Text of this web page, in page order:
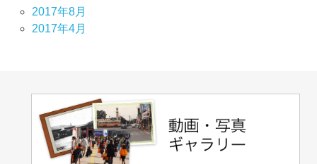
2017年8月
2017年4月